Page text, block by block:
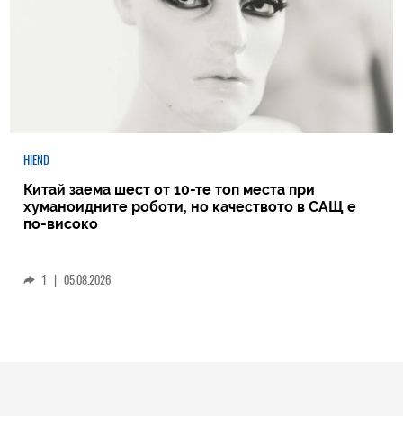
HIEND
Китай заема шест от 10-те топ места при
хуманоидните роботи, но качеството в САЩ е
по-високо
1 | 05.08.2026